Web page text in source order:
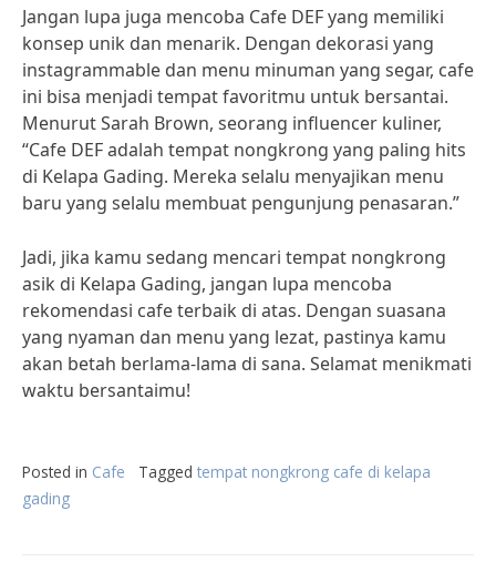
Jangan lupa juga mencoba Cafe DEF yang memiliki
konsep unik dan menarik. Dengan dekorasi yang
instagrammable dan menu minuman yang segar, cafe
ini bisa menjadi tempat favoritmu untuk bersantai.
Menurut Sarah Brown, seorang influencer kuliner,
“Cafe DEF adalah tempat nongkrong yang paling hits
di Kelapa Gading. Mereka selalu menyajikan menu
baru yang selalu membuat pengunjung penasaran.”
Jadi, jika kamu sedang mencari tempat nongkrong
asik di Kelapa Gading, jangan lupa mencoba
rekomendasi cafe terbaik di atas. Dengan suasana
yang nyaman dan menu yang lezat, pastinya kamu
akan betah berlama-lama di sana. Selamat menikmati
waktu bersantaimu!
Posted in Cafe Tagged tempat nongkrong cafe di kelapa
gading